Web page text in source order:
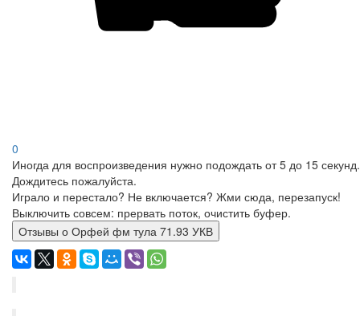
0
Иногда для воспроизведения нужно подождать от 5 до 15 секунд.
Дождитесь пожалуйста.
Играло и перестало? Не включается? Жми сюда, перезапуск!
Выключить совсем: прервать поток, очистить буфер.
Отзывы о Орфей фм тула 71.93 УКВ